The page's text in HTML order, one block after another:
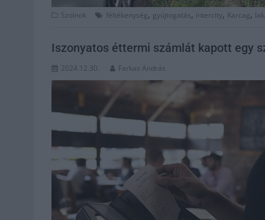
Szolnok féltékenység, gyújtogatás, intercity, Karcag,
Iszonyatos éttermi számlát kapott egy
2024.12.30. Farkas András